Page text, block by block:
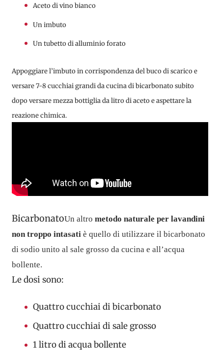
Aceto di vino bianco
Un imbuto
Un tubetto di alluminio forato
Appoggiare l’imbuto in corrispondenza del buco di scarico e
versare 7-8 cucchiai grandi da cucina di bicarbonato subito
dopo versare mezza bottiglia da litro di aceto e aspettare la
reazione chimica.
BicarbonatoUn altro metodo naturale per lavandini
non troppo intasati è quello di utilizzare il bicarbonato
di sodio unito al sale grosso da cucina e all’acqua
bollente.
Le dosi sono:
Quattro cucchiai di bicarbonato
Quattro cucchiai di sale grosso
1 litro di acqua bollente